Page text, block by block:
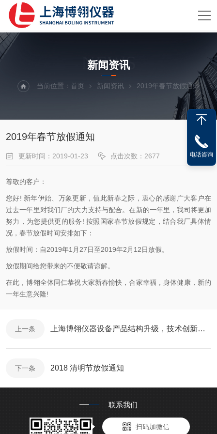
NEWS
新闻资讯
当前位置： 首页 新闻资讯 2019年春节放假通知
2019年春节放假通知
更新时间：2019-01-23 点击次数：2677
尊敬的客户：
您好! 新年伊始、万象更新，值此新春之际，衷心的感谢广大客户在
过去一年里对我们厂的大力支持与配合。在新的一年里，我司将更加
努力，为您提供更的服务! 按照国家春节放假规定，结合我厂具体情
况，春节放假时间安排如下：
放假时间：自2019年1月27日至2019年2月12日放假。
放假期间给您带来的不便敬请谅解。
在此，博翎全体同仁恭祝大家新春愉快，合家幸福，身体健康，新的
一年生意兴隆!
上一条 上海博翎仪器设备产品结构升级，技术创新取得新进展。
下一条 2018 清明节放假通知
联系我们
扫码加微信
电话咨询